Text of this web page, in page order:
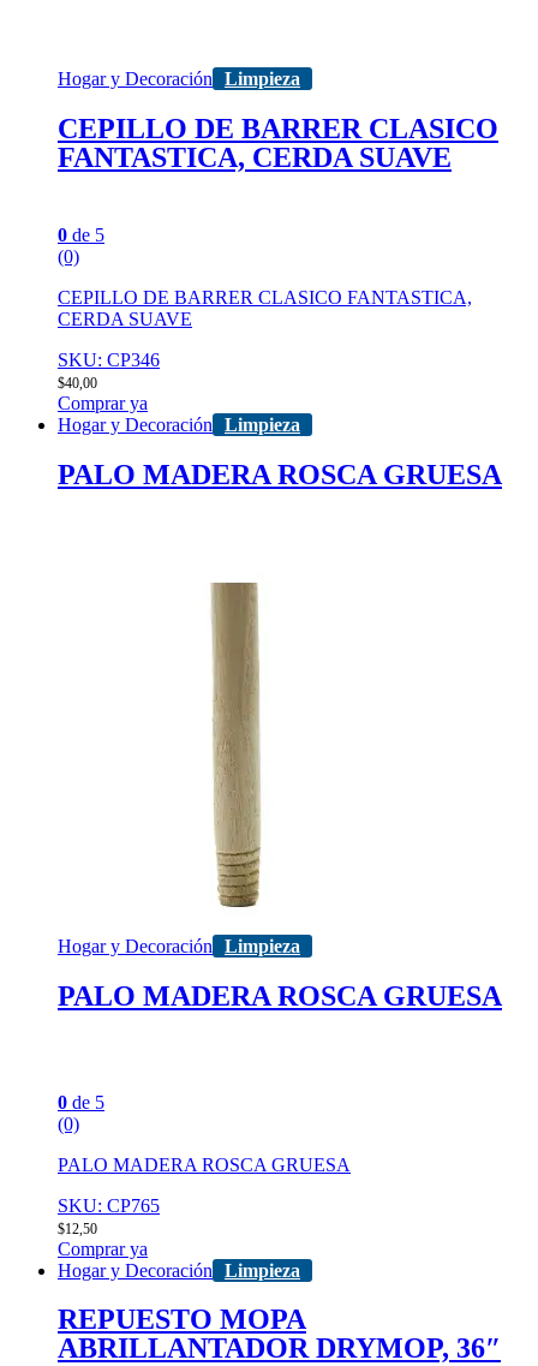
Hogar y Decoración Limpieza
CEPILLO DE BARRER CLASICO
FANTASTICA, CERDA SUAVE
0 de 5
(0)
CEPILLO DE BARRER CLASICO FANTASTICA,
CERDA SUAVE
SKU: CP346
$40,00
Comprar ya
Hogar y Decoración
Limpieza
PALO MADERA ROSCA GRUESA
Hogar y Decoración Limpieza
PALO MADERA ROSCA GRUESA
0 de 5
(0)
PALO MADERA ROSCA GRUESA
SKU: CP765
$12,50
Comprar ya
Hogar y Decoración
Limpieza
REPUESTO MOPA
ABRILLANTADOR DRYMOP, 36″